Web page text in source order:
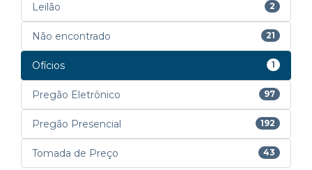
Leilão 2
Não encontrado 21
Ofícios 1
Pregão Eletrônico 97
Pregão Presencial 192
Tomada de Preço 43